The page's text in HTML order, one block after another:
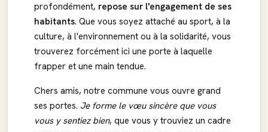
profondément, repose sur l'engagement de ses
habitants. Que vous soyez attaché au sport, à la
culture, à l'environnement ou à la solidarité, vous
trouverez forcément ici une porte à laquelle
frapper et une main tendue.
Chers amis, notre commune vous ouvre grand
ses portes. Je forme le vœu sincère que vous
vous y sentiez bien, que vous y trouviez un cadre